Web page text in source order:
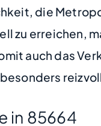
die
zu erreichen,
auch das
in 85664